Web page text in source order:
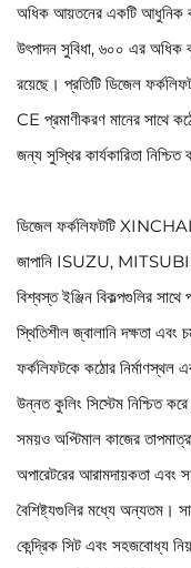
অধিক আয়তনের একটি আধুনিক
উৎপাদন সুবিধা, ৬০০ এর অধিক
রয়েছে। প্রতিটি ডিজেল
CE প্রমাণীকরণ মানের সাথে
জন্য সুস্থির কার্যকারিতা নিশ্চিত
ডিজেল ফর্কলিফটটি
জাপানি ISUZU,
বিশ্বস্ত ইঞ্জিন বিকল্পগুলির
স্থিতিশীল জ্বালানি দক্ষতা
ফর্কলিফটকে কঠোর নির্মাণস্থল
উন্নত কুলিং সিস্টেম নিশ্চিত
সময়ও অপ্টিমাল কাজের
অপারেটরের আরামদায়কতা এবং
বৈশিষ্ট্যগুলির মধ্যে অন্যতম।
কেন্দ্রিক সিট এবং সহজবোধ্য